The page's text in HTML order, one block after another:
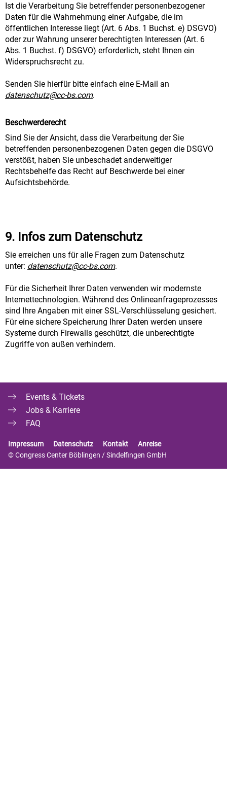
Ist die Verarbeitung Sie betreffender personenbezogener
Daten für die Wahrnehmung einer Aufgabe, die im
öffentlichen Interesse liegt (Art. 6 Abs. 1 Buchst. e) DSGVO)
oder zur Wahrung unserer berechtigten Interessen (Art. 6
Abs. 1 Buchst. f) DSGVO) erforderlich, steht Ihnen ein
Widerspruchsrecht zu.
Senden Sie hierfür bitte einfach eine E-Mail an
datenschutz@cc-bs.com.
Beschwerderecht
Sind Sie der Ansicht, dass die Verarbeitung der Sie
betreffenden personenbezogenen Daten gegen die DSGVO
verstößt, haben Sie unbeschadet anderweitiger
Rechtsbehelfe das Recht auf Beschwerde bei einer
Aufsichtsbehörde.
9. Infos zum Datenschutz
Sie erreichen uns für alle Fragen zum Datenschutz
unter: datenschutz@cc-bs.com.
Für die Sicherheit Ihrer Daten verwenden wir modernste
Internettechnologien. Während des Onlineanfrageprozesses
sind Ihre Angaben mit einer SSL-Verschlüsselung gesichert.
Für eine sichere Speicherung Ihrer Daten werden unsere
Systeme durch Firewalls geschützt, die unberechtigte
Zugriffe von außen verhindern.
Events & Tickets
Jobs & Karriere
FAQ
Impressum Datenschutz Kontakt
Anreise
© Congress Center Böblingen / Sindelfingen GmbH